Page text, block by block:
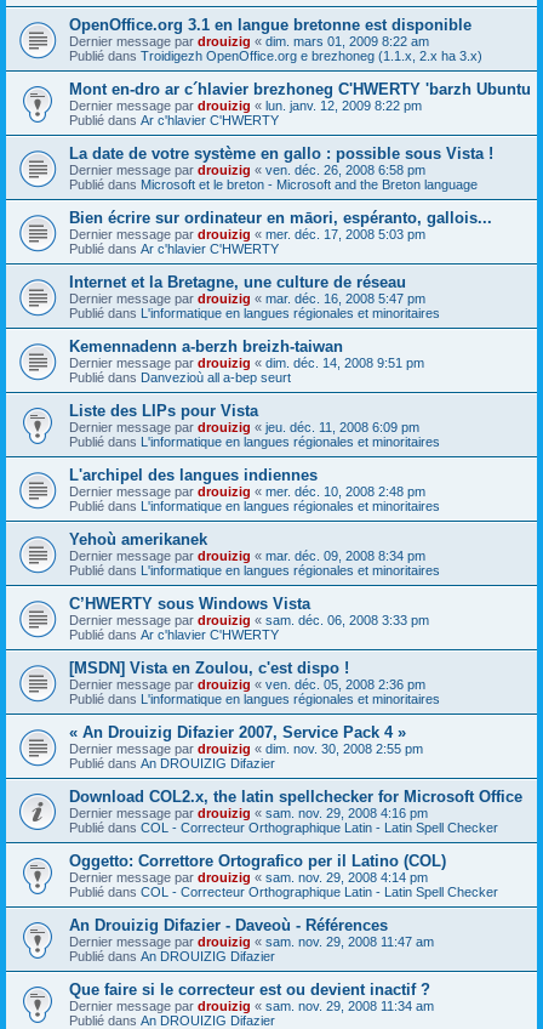
OpenOffice.org 3.1 en langue bretonne est disponible
Dernier message par drouizig « dim. mars 01, 2009 8:22 am
Publié dans Troidigezh OpenOffice.org e brezhoneg (1.1.x, 2.x ha 3.x)
Mont en-dro ar c´hlavier brezhoneg C'HWERTY 'barzh Ubuntu
Dernier message par drouizig « lun. janv. 12, 2009 8:22 pm
Publié dans Ar c'hlavier C'HWERTY
La date de votre système en gallo : possible sous Vista !
Dernier message par drouizig « ven. déc. 26, 2008 6:58 pm
Publié dans Microsoft et le breton - Microsoft and the Breton language
Bien écrire sur ordinateur en māori, espéranto, gallois...
Dernier message par drouizig « mer. déc. 17, 2008 5:03 pm
Publié dans Ar c'hlavier C'HWERTY
Internet et la Bretagne, une culture de réseau
Dernier message par drouizig « mar. déc. 16, 2008 5:47 pm
Publié dans L'informatique en langues régionales et minoritaires
Kemennadenn a-berzh breizh-taiwan
Dernier message par drouizig « dim. déc. 14, 2008 9:51 pm
Publié dans Danvezioù all a-bep seurt
Liste des LIPs pour Vista
Dernier message par drouizig « jeu. déc. 11, 2008 6:09 pm
Publié dans L'informatique en langues régionales et minoritaires
L'archipel des langues indiennes
Dernier message par drouizig « mer. déc. 10, 2008 2:48 pm
Publié dans L'informatique en langues régionales et minoritaires
Yehoù amerikanek
Dernier message par drouizig « mar. déc. 09, 2008 8:34 pm
Publié dans L'informatique en langues régionales et minoritaires
C’HWERTY sous Windows Vista
Dernier message par drouizig « sam. déc. 06, 2008 3:33 pm
Publié dans Ar c'hlavier C'HWERTY
[MSDN] Vista en Zoulou, c'est dispo !
Dernier message par drouizig « ven. déc. 05, 2008 2:36 pm
Publié dans L'informatique en langues régionales et minoritaires
« An Drouizig Difazier 2007, Service Pack 4 »
Dernier message par drouizig « dim. nov. 30, 2008 2:55 pm
Publié dans An DROUIZIG Difazier
Download COL2.x, the latin spellchecker for Microsoft Office
Dernier message par drouizig « sam. nov. 29, 2008 4:16 pm
Publié dans COL - Correcteur Orthographique Latin - Latin Spell Checker
Oggetto: Correttore Ortografico per il Latino (COL)
Dernier message par drouizig « sam. nov. 29, 2008 4:14 pm
Publié dans COL - Correcteur Orthographique Latin - Latin Spell Checker
An Drouizig Difazier - Daveoù - Références
Dernier message par drouizig « sam. nov. 29, 2008 11:47 am
Publié dans An DROUIZIG Difazier
Que faire si le correcteur est ou devient inactif ?
Dernier message par drouizig « sam. nov. 29, 2008 11:34 am
Publié dans An DROUIZIG Difazier